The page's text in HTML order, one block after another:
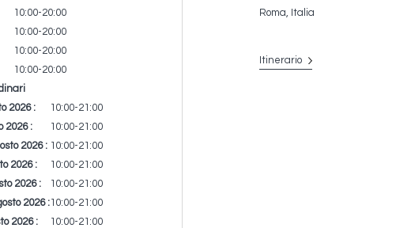
10:00-20:00
10:00-20:00
10:00-20:00
10:00-20:00
2026 :
10:00-21:00
2026 :
10:00-21:00
2026 : 10:00-21:00
2026 :
10:00-21:00
2026 :
10:00-21:00
2026 :10:00-21:00
2026 :
10:00-21:00
Roma, Italia
Itinerario